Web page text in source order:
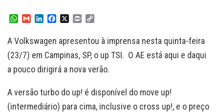
W
a
t
s
A
p
G
i
k
e
I
e
b
o
X
P
n
t
y
L
n
A Volkswagen apresentou à imprensa nesta quinta-feira
(23/7) em Campinas, SP, o up TSI. O AE está aqui e daqui
a pouco dirigirá a nova verão.
A versão turbo do up! é disponível do move up!
(intermediário) para cima, inclusive o cross up!, e o preço